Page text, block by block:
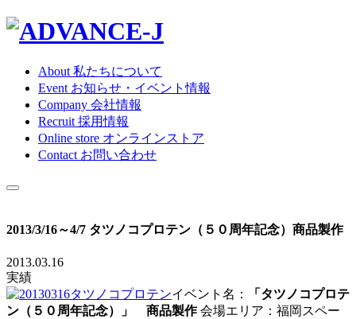
About 私たちについて
Event お知らせ・イベント情報
Company 会社情報
Recruit 採用情報
Online store オンラインストア
Contact お問い合わせ
2013/3/16～4/7 タツノコプロテン（５０周年記念）商品製作
2013.03.16
実績
イベント名：
「タツノコプロテ
ン（５０周年記念）」 商品製作会場エリア：福岡スペー